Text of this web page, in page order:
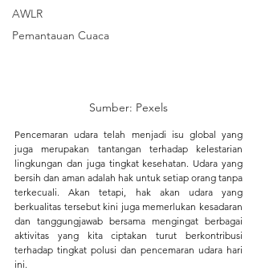
AWLR
Pemantauan Cuaca
Sumber: Pexels
Pencemaran udara telah menjadi isu global yang
juga merupakan tantangan terhadap kelestarian
lingkungan dan juga tingkat kesehatan. Udara yang
bersih dan aman adalah hak untuk setiap orang tanpa
terkecuali. Akan tetapi, hak akan udara yang
berkualitas tersebut kini juga memerlukan kesadaran
dan tanggungjawab bersama mengingat berbagai
aktivitas yang kita ciptakan turut berkontribusi
terhadap tingkat polusi dan pencemaran udara hari
ini.